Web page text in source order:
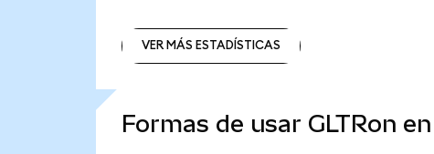
VER MÁS ESTADÍSTICAS
Formas de usar GLTRon